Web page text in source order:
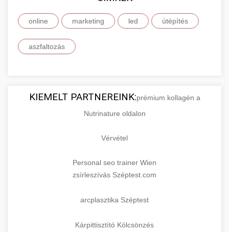
online marketing led útépítés
aszfaltozás
KIEMELT PARTNEREINK:prémium kollagén a
Nutrinature oldalon
Vérvétel
Personal seo trainer Wien
zsírleszívás Széptest.com
arcplasztika Széptest
Kárpittisztító Kölcsönzés